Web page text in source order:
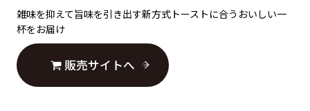
雑味を抑えて旨味を引き出す新方式トーストに合うおいしい一
杯をお届け
販売サイトへ